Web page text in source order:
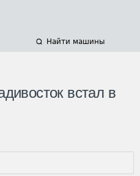
Найти машины
встал в